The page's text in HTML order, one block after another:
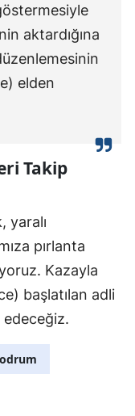
aktardığına
elden
Takip
yaralı
pırlanta
Kazayla
başlatılan adli